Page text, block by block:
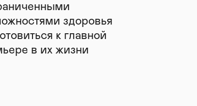
здоровья
к главной
в их жизни